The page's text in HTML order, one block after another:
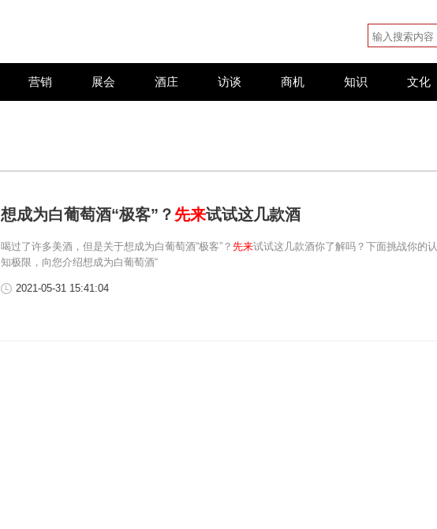
营销 展会 酒庄 访谈 商机 知识 文化
想成为白葡萄酒“极客”？ 先来试试这几款酒
喝过了许多美酒，但是关于想成为白葡萄酒“极客”？ 先来试试这几款酒你了解吗？下面挑战你的认
知极限，向您介绍想成为白葡萄酒“
2021-05-31 15:41:04